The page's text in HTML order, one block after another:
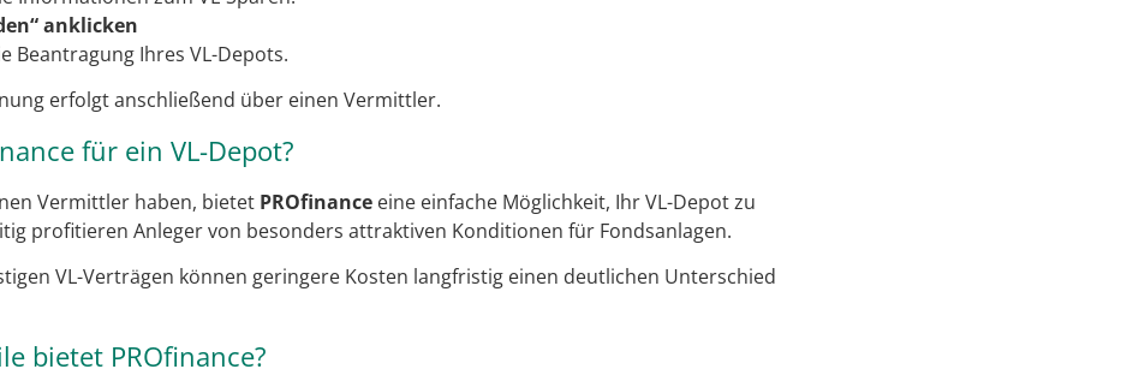
anklicken
Beantragung Ihres VL-Depots.
erfolgt anschließend über einen Vermittler.
für ein VL-Depot?
Vermittler haben, bietet PROfinance eine einfache Möglichkeit, Ihr VL-Depot zu
profitieren Anleger von besonders attraktiven Konditionen für Fondsanlagen.
VL-Verträgen können geringere Kosten langfristig einen deutlichen Unterschied
bietet PROfinance?